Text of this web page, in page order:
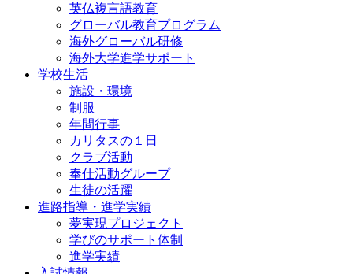
英仏複言語教育
グローバル教育プログラム
海外グローバル研修
海外大学進学サポート
学校生活
施設・環境
制服
年間行事
カリタスの１日
クラブ活動
奉仕活動グループ
生徒の活躍
進路指導・進学実績
夢実現プロジェクト
学びのサポート体制
進学実績